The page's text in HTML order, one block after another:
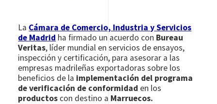
La Cámara de Comercio, Industria y Servicios
de Madrid ha firmado un acuerdo con Bureau
Veritas, líder mundial en servicios de ensayos,
inspección y certificación, para asesorar a las
empresas madrileñas exportadoras sobre los
beneficios de la implementación del programa
de verificación de conformidad en los
productos con destino a Marruecos.